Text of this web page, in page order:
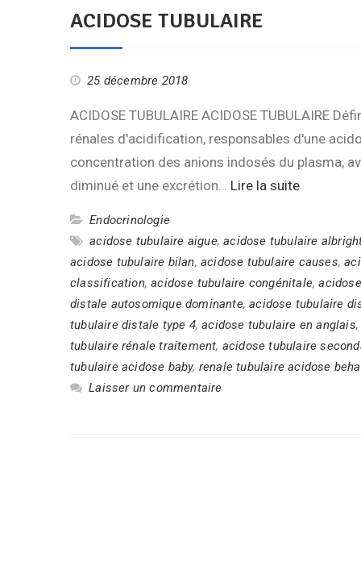
ACIDOSE TUBULAIRE
25 décembre 2018
ACIDOSE TUBULAIRE ACIDOSE TUBULAIRE
rénales d'acidification, responsables d'une
concentration des anions indosés du plasma,
diminué et une excrétion… Lire la suite
Endocrinologie
acidose tubulaire aigue,acidose tubulaire
acidose tubulaire bilan,acidose tubulaire causes,
classification,acidose tubulaire congénitale,
distale autosomique dominante,acidose tubulaire
tubulaire distale type 4,acidose tubulaire en anglais
tubulaire rénale traitement, acidose tubulaire
tubulaire acidose baby, renale tubulaire acidose
Laisser un commentaire